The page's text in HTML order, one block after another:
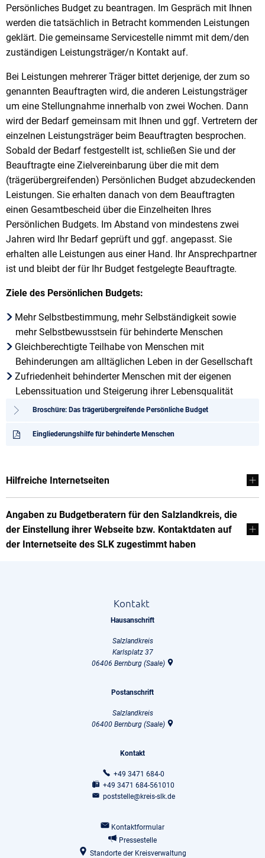
Persönliches Budget zu beantragen. Im Gespräch mit Ihnen
werden die tatsächlich in Betracht kommenden Leistungen
geklärt. Die gemeinsame Servicestelle nimmt mit dem/den
zuständigen Leistungsträger/n Kontakt auf.
Bei Leistungen mehrerer Träger bittet derjenige, der zum so
genannten Beauftragten wird, die anderen Leistungsträger
um eine Stellungnahme innerhalb von zwei Wochen. Dann
wird der Bedarf gemeinsam mit Ihnen und ggf. Vertretern der
einzelnen Leistungsträger beim Beauftragten besprochen.
Sobald der Bedarf festgestellt ist, schließen Sie und der
Beauftragte eine Zielvereinbarung über die mit dem
(trägerübergreifenden) Persönlichen Budget abzudeckenden
Leistungen. Sie erhalten danach von dem Beauftragten
einen Gesamtbescheid über die Einzelheiten Ihres
Persönlichen Budgets. Im Abstand von mindestens zwei
Jahren wird Ihr Bedarf geprüft und ggf. angepasst. Sie
erhalten alle Leistungen aus einer Hand. Ihr Ansprechpartner
ist und bleibt der für Ihr Budget festgelegte Beauftragte.
Ziele des Persönlichen Budgets:
Mehr Selbstbestimmung, mehr Selbständigkeit sowie
mehr Selbstbewusstsein für behinderte Menschen
Gleichberechtigte Teilhabe von Menschen mit
Behinderungen am alltäglichen Leben in der Gesellschaft
Zufriedenheit behinderter Menschen mit der eigenen
Lebenssituation und Steigerung ihrer Lebensqualität
Broschüre: Das trägerübergreifende Persönliche Budget
Eingliederungshilfe für behinderte Menschen
Hilfreiche Internetseiten
Angaben zu Budgetberatern für den Salzlandkreis, die
der Einstellung ihrer Webseite bzw. Kontaktdaten auf
der Internetseite des SLK zugestimmt haben
Kontakt
Hausanschrift
Salzlandkreis
Karlsplatz 37
06406 Bernburg (Saale)
Postanschrift
Salzlandkreis
06400 Bernburg (Saale)
Kontakt
+49 3471 684-0
+49 3471 684-561010
poststelle@kreis-slk.de
Kontaktformular
Pressestelle
Standorte der Kreisverwaltung